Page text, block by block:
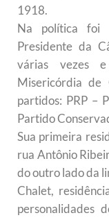
1918.
Na política foi
Presidente da
várias vezes
Misericórdia de
partidos: PRP –
Partido
Sua primeira
rua Antônio
do outro lado da
Chalet,
personalidades